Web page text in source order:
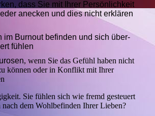
dass Sie mit Ihrer Persönlichkeit
anecken und dies nicht erklären
im Burnout befinden und sich über-
fühlen
, wenn Sie das Gefühl haben nicht
können oder in Konflikt mit Ihrer
Sie fühlen sich wie fremd gesteuert
nach dem Wohlbefinden Ihrer Lieben?